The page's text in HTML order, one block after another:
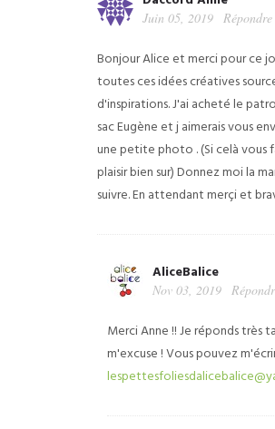
Juin 05, 2019 Répondre
Bonjour Alice et merci pour ce
toutes ces idées créatives
d'inspirations. J'ai acheté le
sac Eugène et j aimerais vous
une petite photo . (Si celà vous
plaisir bien sur) Donnez moi la
suivre. En attendant merçi et
AliceBalice
Nov 03, 2019
Merci Anne !! Je réponds très
m'excuse ! Vous pouvez